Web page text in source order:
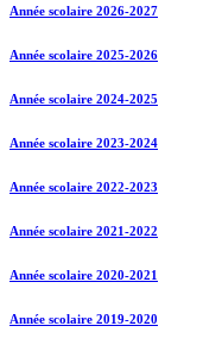
Année scolaire 2026-2027
Année scolaire 2025-2026
Année scolaire 2024-2025
Année scolaire 2023-2024
Année scolaire 2022-2023
Année scolaire 2021-2022
Année scolaire 2020-2021
Année scolaire 2019-2020